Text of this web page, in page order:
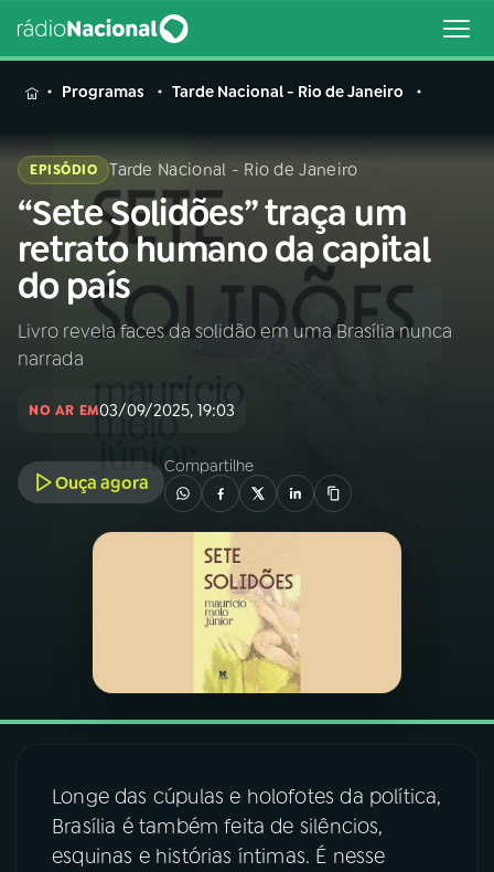
MENU
Buscar
na
Rádio
Nacional
Buscar
AO VIVO
INÍCIO
A RÁDIO
PROGRAMAÇÃO
PODCASTS
07ÚLTIMAS
Programas Tarde Nacional - Rio de Janeiro
EPISÓDIO Tarde Nacional - Rio de Janeiro
“Sete Solidões” traça um
retrato humano da capital
do país
Livro revela faces da solidão em uma Brasília nunca
narrada
NO AR EM03/09/2025, 19:03
Ouça agora
Compartilhe
Longe das cúpulas e holofotes da política,
Brasília é também feita de silêncios,
esquinas e histórias íntimas. É nesse